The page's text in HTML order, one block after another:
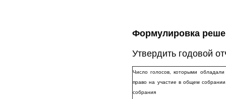
Формулировка
Утвердить годовой
Число голосов, которыми
право на участие в общем
собрания